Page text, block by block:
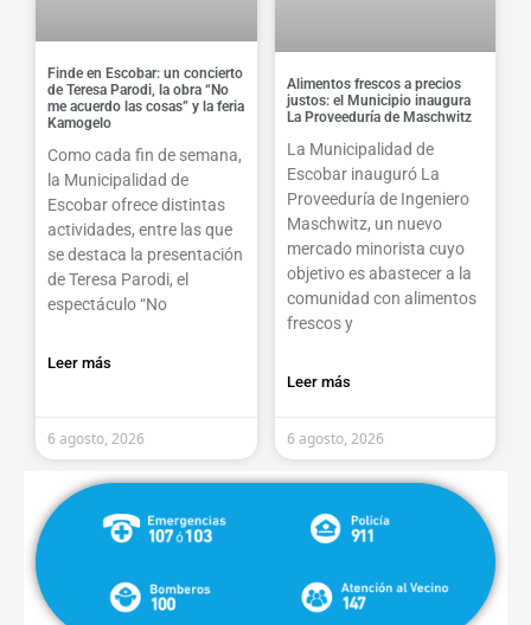
Finde en Escobar: un concierto
de Teresa Parodi, la obra “No
me acuerdo las cosas” y la feria
Kamogelo
Como cada fin de semana,
la Municipalidad de
Escobar ofrece distintas
actividades, entre las que
se destaca la presentación
de Teresa Parodi, el
espectáculo “No
Leer más
6 agosto, 2026
Alimentos frescos a precios
justos: el Municipio inaugura
La Proveeduría de Maschwitz
La Municipalidad de
Escobar inauguró La
Proveeduría de Ingeniero
Maschwitz, un nuevo
mercado minorista cuyo
objetivo es abastecer a la
comunidad con alimentos
frescos y
Leer más
6 agosto, 2026